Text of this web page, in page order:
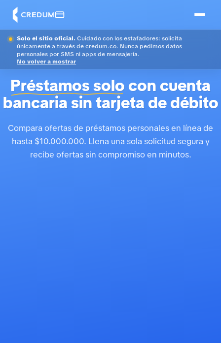
Solo el sitio oficial. Cuidado con los estafadores: solicita
únicamente a través de credum.co. Nunca pedimos datos
personales por SMS ni apps de mensajería.
No volver a mostrar
Préstamos solo con cuenta
bancaria sin tarjeta de débito
Compara ofertas de préstamos personales en línea de
hasta $10.000.000. Llena una sola solicitud segura y
recibe ofertas sin compromiso en minutos.